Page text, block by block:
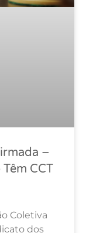
–
CCT
Coletiva
dos